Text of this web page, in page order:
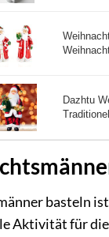
Dazhtu
basteln
Aktivität für